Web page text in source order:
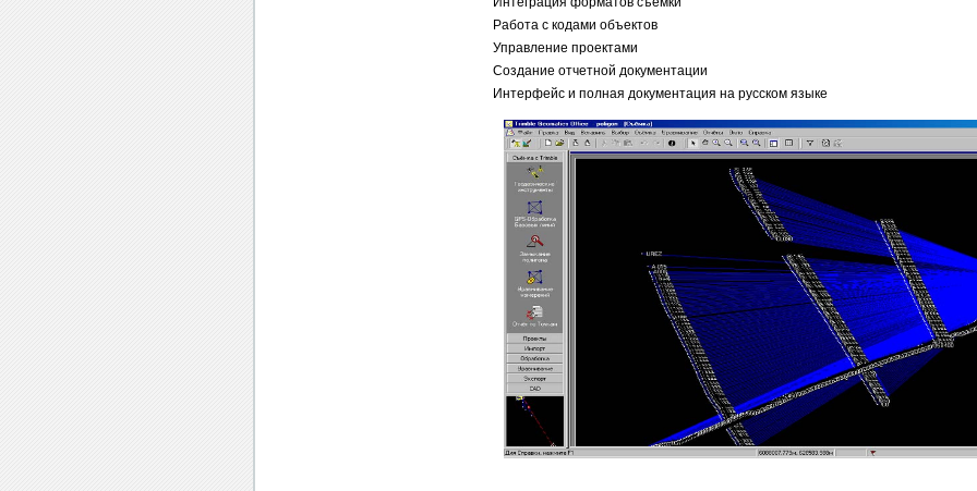
Работа с кодами объектов
Управление проектами
Создание отчетной документации
Интерфейс и полная документация на русском языке